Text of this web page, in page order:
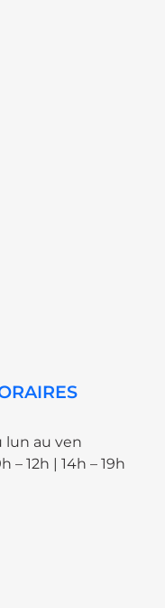
lun au ven
– 12h | 14h – 19h